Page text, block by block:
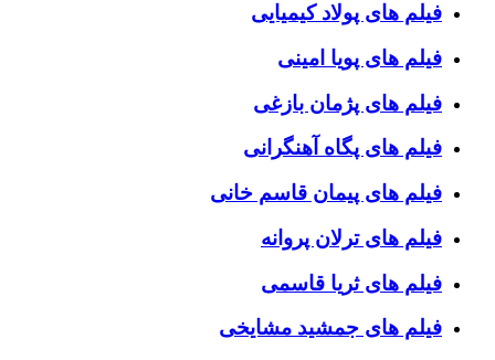
فیلم های پولاد کیمیایی
فیلم های پویا امینی
فیلم های پژمان بازغی
فیلم های پگاه آهنگرانی
فیلم های پیمان قاسم خانی
فیلم های ترلان پروانه
فیلم های ثریا قاسمی
فیلم های جمشید مشایخی